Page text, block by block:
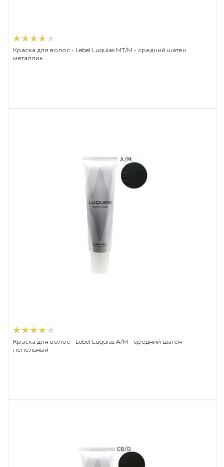
Краска для волос - Lebel Luquias MT/M - средний шатен
металлик
Краска для волос - Lebel Luquias A/M - средний шатен
пепельный